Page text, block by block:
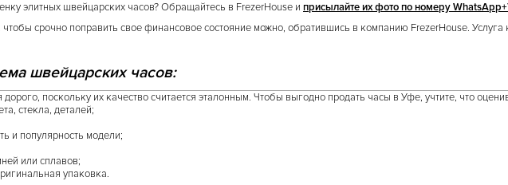
элитных швейцарских часов? Обращайтесь в FrezerHouse и присылайте их фото по номеру
срочно поправить свое финансовое состояние можно, обратившись в компанию FrezerHouse. Услуга
швейцарских часов:
поскольку их качество считается эталонным. Чтобы выгодно продать часы в Уфе, учтите, что
стекла, деталей;
и популярность модели;
или сплавов;
упаковка.